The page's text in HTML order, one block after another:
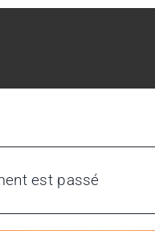
est passé